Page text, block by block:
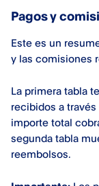
Pagos y
Este es un
y las comisiones
La primera tabla
recibidos a través
importe total
segunda tabla
reembolsos.